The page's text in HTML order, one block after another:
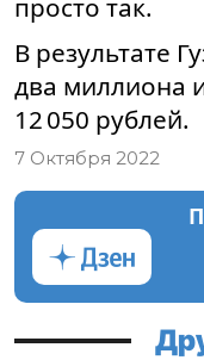
просто так.
В результате
два миллиона
12 050 рублей.
7 Октября 2022